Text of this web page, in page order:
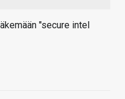
"secure intel